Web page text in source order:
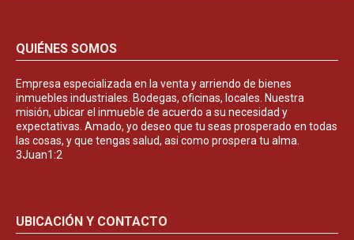
QUIÉNES SOMOS
Empresa especializada en la venta y arriendo de bienes
inmuebles industriales. Bodegas, oficinas, locales. Nuestra
misión, ubicar el inmueble de acuerdo a su necesidad y
expectativas. Amado, yo deseo que tu seas prosperado en todas
las cosas, y que tengas salud, asi como prospera tu alma.
3Juan1:2
UBICACIÓN Y CONTACTO